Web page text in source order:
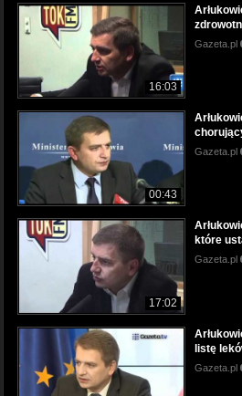
16:03
Gazeta.pl
00:43
Gazeta.pl
17:02
które
Gazeta.pl
listę
Gazeta.pl